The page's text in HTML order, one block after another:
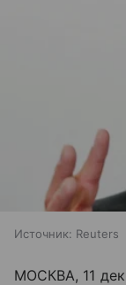
Источник: Reuters
МОСКВА, 11